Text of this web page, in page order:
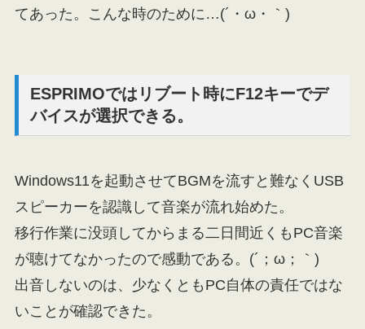
てあった。こんな時のために…(´・ω・｀)
ESPRIMOではリブート時にF12キーでデ
バイスが選択できる。
Windows11を起動させてBGMを流すと難なくUSB
スピーカーを認識して音楽が流れ始めた。
移行作業に没頭してからまる二日間近くもPC音楽
が聴けてなかったので感動である。(´；ω；｀)
出音しないのは、少なくともPC自体の責任ではな
いことが確認できた。